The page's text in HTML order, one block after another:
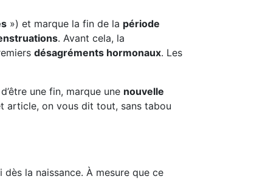
») et marque la fin de la période
. Avant cela, la
désagréments hormonaux. Les
une fin, marque une nouvelle
article, on vous dit tout, sans tabou
la naissance. À mesure que ce